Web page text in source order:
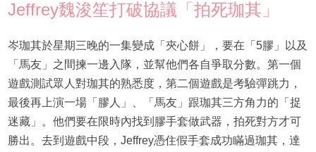
Jeffrey魏浚笙打破協議「拍死珈其」
岑珈其於星期三晚的一集變成「夾心餅」，要在「5膠」以及
「馬友」之間揀一邊入隊，並幫他們各自爭取分數。第一個
遊戲測試眾人對珈其的熟悉度，第二個遊戲是考驗彈跳力，
最後再上演一場「膠人」、「馬友」跟珈其三方角力的「捉
迷藏」。他們要在限時內找到膠手套做武器，拍死對方才可
勝出。去到遊戲中段，Jeffrey憑住假手套成功瞞過珈其，達